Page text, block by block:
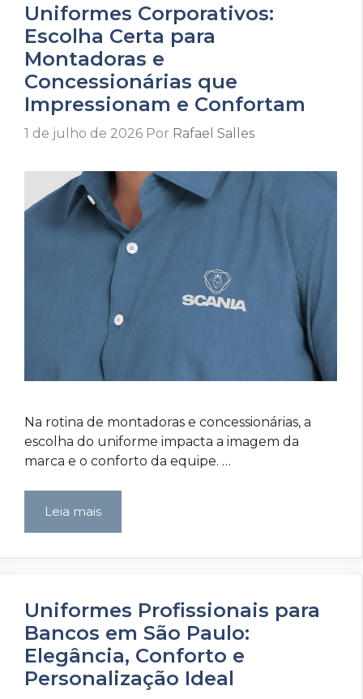
Uniformes Corporativos:
Escolha Certa para
Montadoras e
Concessionárias que
Impressionam e Confortam
1 de julho de 2026 Por Rafael Salles
Na rotina de montadoras e concessionárias, a
escolha do uniforme impacta a imagem da
marca e o conforto da equipe. …
Leia mais
Uniformes Profissionais para
Bancos em São Paulo:
Elegância, Conforto e
Personalização Ideal